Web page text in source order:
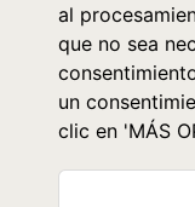
al
que no sea
un
clic en 'MÁS